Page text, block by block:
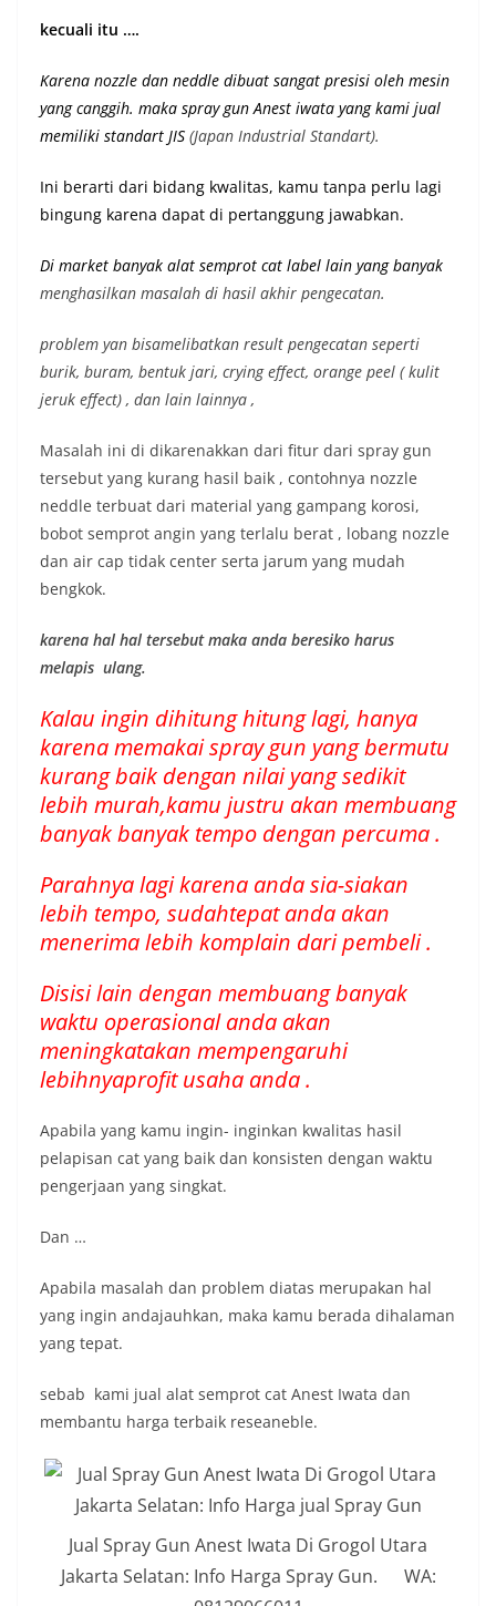
kecuali itu ….
Karena nozzle dan neddle dibuat sangat presisi oleh mesin
yang canggih. maka spray gun Anest iwata yang kami jual
memiliki standart JIS (Japan Industrial Standart).
Ini berarti dari bidang kwalitas, kamu tanpa perlu lagi
bingung karena dapat di pertanggung jawabkan.
Di market banyak alat semprot cat label lain yang banyak
menghasilkan masalah di hasil akhir pengecatan.
problem yan bisamelibatkan result pengecatan seperti
burik, buram, bentuk jari, crying effect, orange peel ( kulit
jeruk effect) , dan lain lainnya ,
Masalah ini di dikarenakkan dari fitur dari spray gun
tersebut yang kurang hasil baik , contohnya nozzle
neddle terbuat dari material yang gampang korosi,
bobot semprot angin yang terlalu berat , lobang nozzle
dan air cap tidak center serta jarum yang mudah
bengkok.
karena hal hal tersebut maka anda beresiko harus
melapis ulang.
Kalau ingin dihitung hitung lagi, hanya
karena memakai spray gun yang bermutu
kurang baik dengan nilai yang sedikit
lebih murah,kamu justru akan membuang
banyak banyak tempo dengan percuma .
Parahnya lagi karena anda sia-siakan
lebih tempo, sudahtepat anda akan
menerima lebih komplain dari pembeli .
Disisi lain dengan membuang banyak
waktu operasional anda akan
meningkatakan mempengaruhi
lebihnyaprofit usaha anda .
Apabila yang kamu ingin- inginkan kwalitas hasil
pelapisan cat yang baik dan konsisten dengan waktu
pengerjaan yang singkat.
Dan …
Apabila masalah dan problem diatas merupakan hal
yang ingin andajauhkan, maka kamu berada dihalaman
yang tepat.
sebab kami jual alat semprot cat Anest Iwata dan
membantu harga terbaik reseaneble.
Jual Spray Gun Anest Iwata Di Grogol Utara
Jakarta Selatan: Info Harga Spray Gun. WA: